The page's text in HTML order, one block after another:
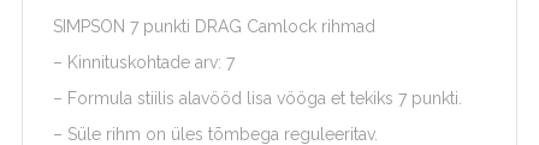
SIMPSON 7 punkti DRAG Camlock rihmad
– Kinnituskohtade arv: 7
– Formula stiilis alavööd lisa vööga et tekiks 7 punkti.
– Süle rihm on üles tõmbega reguleeritav.